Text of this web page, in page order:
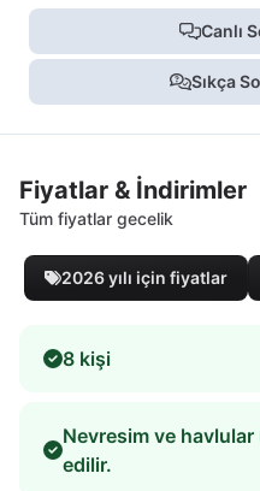
Canlı
Sıkça
Fiyatlar & İndirimler
Tüm fiyatlar gecelik
2026 yılı için fiyatlar
8 kişi
Nevresim ve
edilir.